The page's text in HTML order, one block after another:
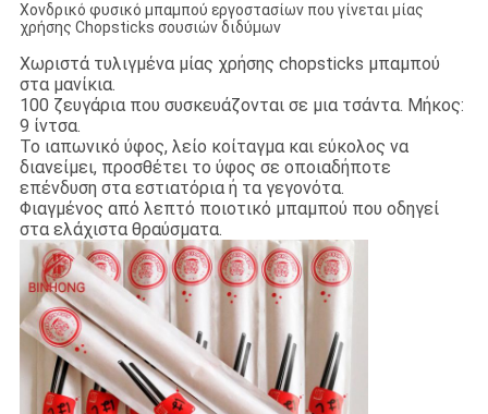
Χονδρικό φυσικό μπαμπού εργοστασίων που γίνεται μίας
χρήσης Chopsticks σουσιών διδύμων
Χωριστά τυλιγμένα μίας χρήσης chopsticks μπαμπού
στα μανίκια.
100 ζευγάρια που συσκευάζονται σε μια τσάντα. Μήκος:
9 ίντσα.
Το ιαπωνικό ύφος, λείο κοίταγμα και εύκολος να
διανείμει, προσθέτει το ύφος σε οποιαδήποτε
επένδυση στα εστιατόρια ή τα γεγονότα.
Φιαγμένος από λεπτό ποιοτικό μπαμπού που οδηγεί
στα ελάχιστα θραύσματα.